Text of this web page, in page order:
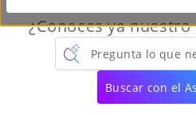
¿Conoces ya
Pregunta lo que
Buscar con el